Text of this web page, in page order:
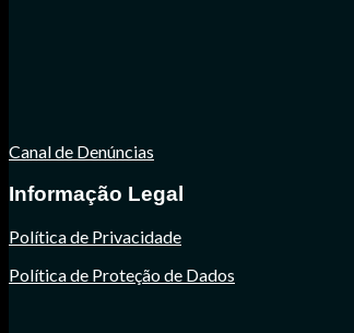
Canal de Denúncias
Informação Legal
Política de Privacidade
Política de Proteção de Dados